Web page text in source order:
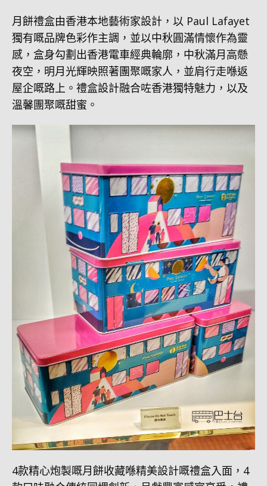
月餅禮盒由香港本地藝術家設計，以 Paul Lafayet
獨有嘅品牌色彩作主調，並以中秋圓滿情懷作為靈
感，盒身勾劃出香港電車經典輪廓，中秋滿月高懸
夜空，明月光輝映照著團聚嘅家人，並肩行走喺返
屋企嘅路上。禮盒設計融合咗香港獨特魅力，以及
溫馨團聚嘅甜蜜。
4款精心炮製嘅月餅收藏喺精美設計嘅禮盒入面，4